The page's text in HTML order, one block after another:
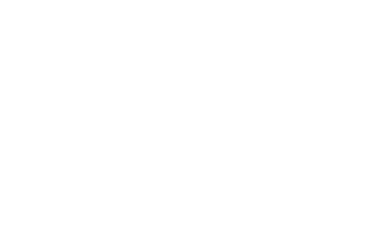
qualquer plataforma
com sua equipe
3D em tempo real
em 3D
e rastreador de problemas
Unity
Unity gratuitamente
com treinadores do Unity
do Unity
com Unity
mais rápido com suporte especializado
comuns
equipe